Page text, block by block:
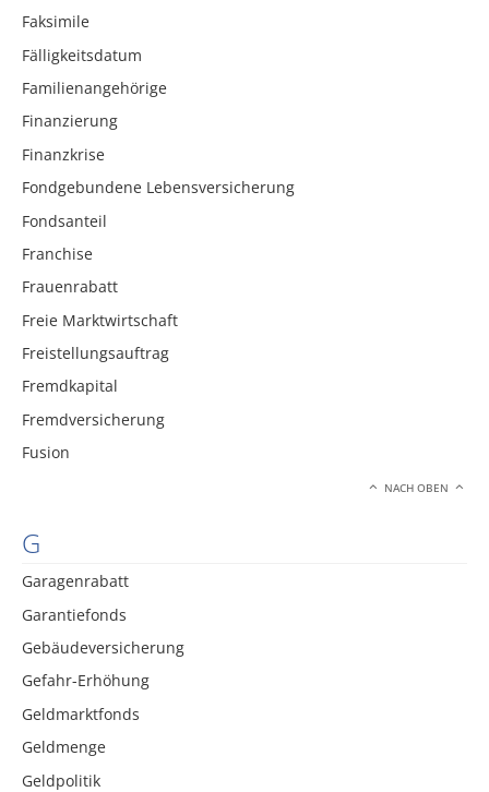
Faksimile
Fälligkeitsdatum
Familienangehörige
Finanzierung
Finanzkrise
Fondgebundene Lebensversicherung
Fondsanteil
Franchise
Frauenrabatt
Freie Marktwirtschaft
Freistellungsauftrag
Fremdkapital
Fremdversicherung
Fusion
NACH OBEN
G
Garagenrabatt
Garantiefonds
Gebäudeversicherung
Gefahr-Erhöhung
Geldmarktfonds
Geldmenge
Geldpolitik